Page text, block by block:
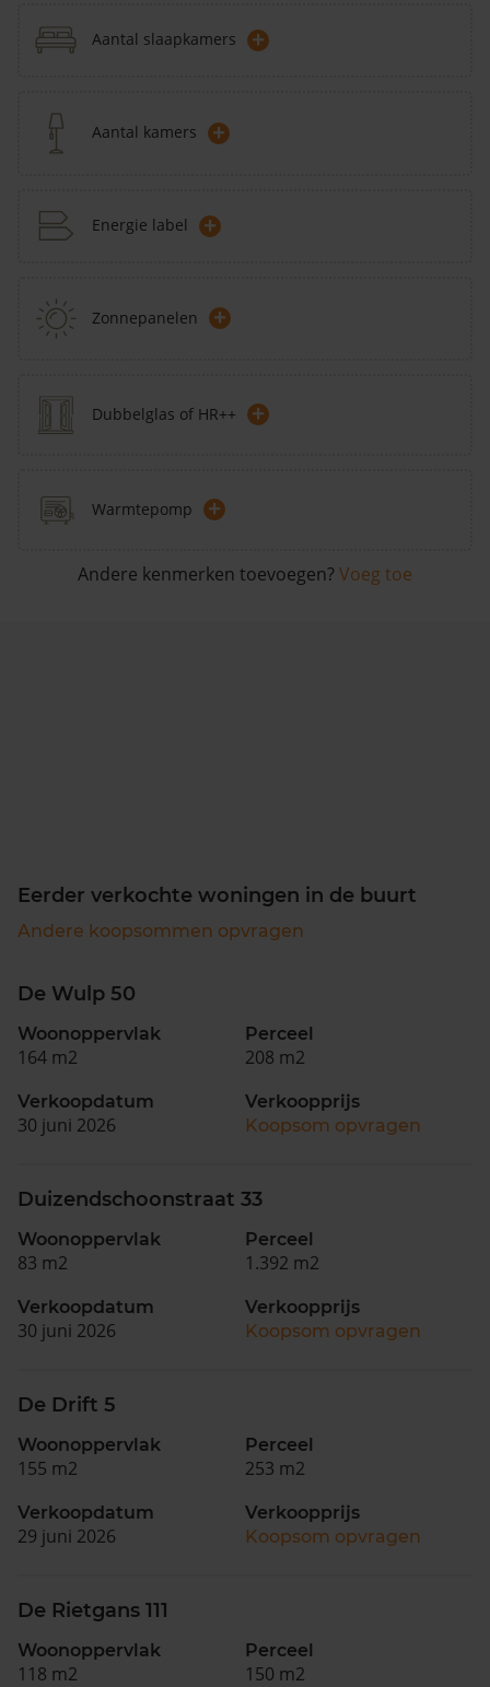
Aantal slaapkamers +
Aantal kamers +
Energie label +
Zonnepanelen +
Dubbelglas of HR++ +
Warmtepomp +
Andere kenmerken toevoegen? Voeg toe
Eerder verkochte woningen in de buurt
Andere koopsommen opvragen
De Wulp 50
Woonoppervlak
164 m2
Perceel
208 m2
Verkoopdatum
30 juni 2026
Verkoopprijs
Koopsom opvragen
Duizendschoonstraat 33
Woonoppervlak
83 m2
Perceel
1.392 m2
Verkoopdatum
30 juni 2026
Verkoopprijs
Koopsom opvragen
De Drift 5
Woonoppervlak
155 m2
Perceel
253 m2
Verkoopdatum
29 juni 2026
Verkoopprijs
Koopsom opvragen
De Rietgans 111
Woonoppervlak
118 m2
Perceel
150 m2